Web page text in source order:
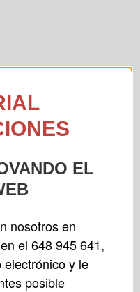
EL
nosotros en
el 648 945 641,
y le
posible